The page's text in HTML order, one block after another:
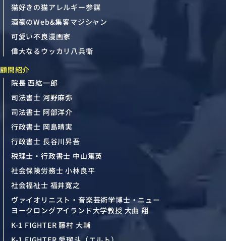
猫好きの猫アレルギー参謀
酒豪のWeb&集客マジシャン
可愛い不良漫画家
偉大なるウッカリ八兵衛
顧問紹介
院長 西紘一郎
司法書士 河野麻弥
司法書士 阿部洋介
行政書士 岡島晴実
行政書士 長谷川昇吾
税理士・行政書士 中山篤英
社会保険労務士 小林良平
社会福祉士 福井寛之
ヴァイオリニスト・音楽芸術学博士・ニュー
ヨークロングアイランド大学教授 大曲 翔
K-1 FIGHTER 藤村 大輔